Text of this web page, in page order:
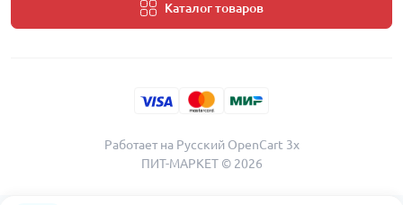
Каталог товаров
Работает на Русский OpenCart 3х
ПИТ-МАРКЕТ © 2026